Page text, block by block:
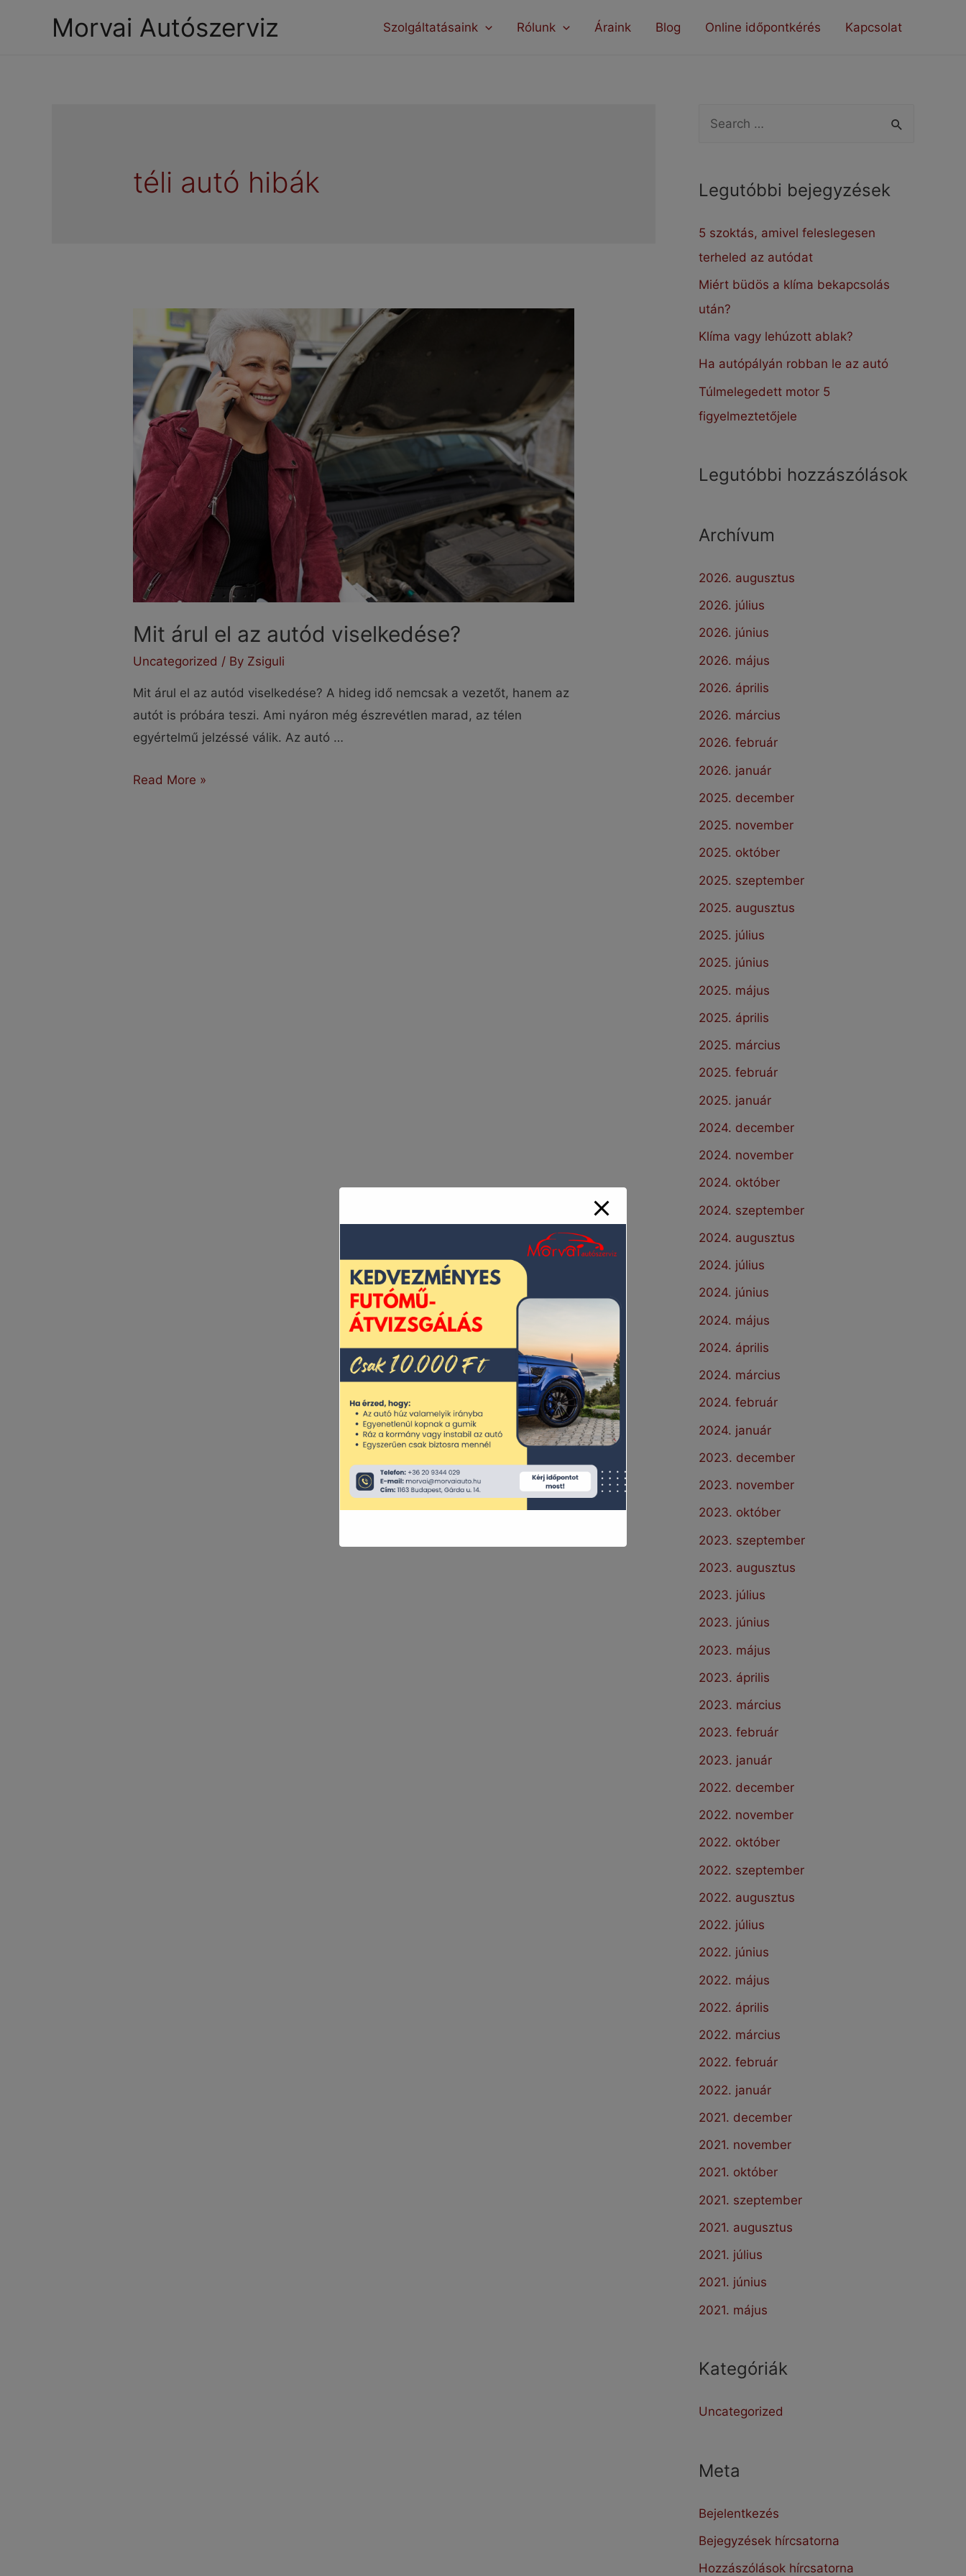
Morvai Autószerviz Szolgáltatásaink Rólunk Áraink Blog Online időpontkérés Kapcsolat
téli autó hibák
Mit árul el az autód viselkedése?
Uncategorized / By Zsiguli
Mit árul el az autód viselkedése? A hideg idő nemcsak a vezetőt, hanem az
autót is próbára teszi. Ami nyáron még észrevétlen marad, az télen
egyértelmű jelzéssé válik. Az autó …
Mit
Read More »
h
f
o
r
:
Legutóbbi bejegyzések
5 szoktás, amivel feleslegesen
terheled az autódat
Miért büdös a klíma bekapcsolás
után?
Klíma vagy lehúzott ablak?
Ha autópályán robban le az autó
Túlmelegedett motor 5
figyelmeztetőjele
Legutóbbi hozzászólások
Archívum
2026. augusztus
2026. július
2026. június
2026. május
2026. április
2026. március
2026. február
2026. január
2025. december
2025. november
2025. október
2025. szeptember
2025. augusztus
2025. július
2025. június
2025. május
2025. április
2025. március
2025. február
2025. január
2024. december
2024. november
2024. október
2024. szeptember
2024. augusztus
2024. július
2024. június
2024. május
2024. április
2024. március
2024. február
2024. január
2023. december
2023. november
2023. október
2023. szeptember
2023. augusztus
2023. július
2023. június
2023. május
2023. április
2023. március
2023. február
2023. január
2022. december
2022. november
2022. október
2022. szeptember
2022. augusztus
2022. július
2022. június
2022. május
2022. április
2022. március
2022. február
2022. január
2021. december
2021. november
2021. október
2021. szeptember
2021. augusztus
2021. július
2021. június
2021. május
Kategóriák
Uncategorized
Meta
Bejelentkezés
Bejegyzések hírcsatorna
Hozzászólások hírcsatorna